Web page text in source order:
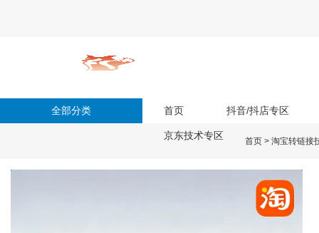
全部分类 首页 抖音/抖店专区
京东技术专区 首页 > 淘宝转链接